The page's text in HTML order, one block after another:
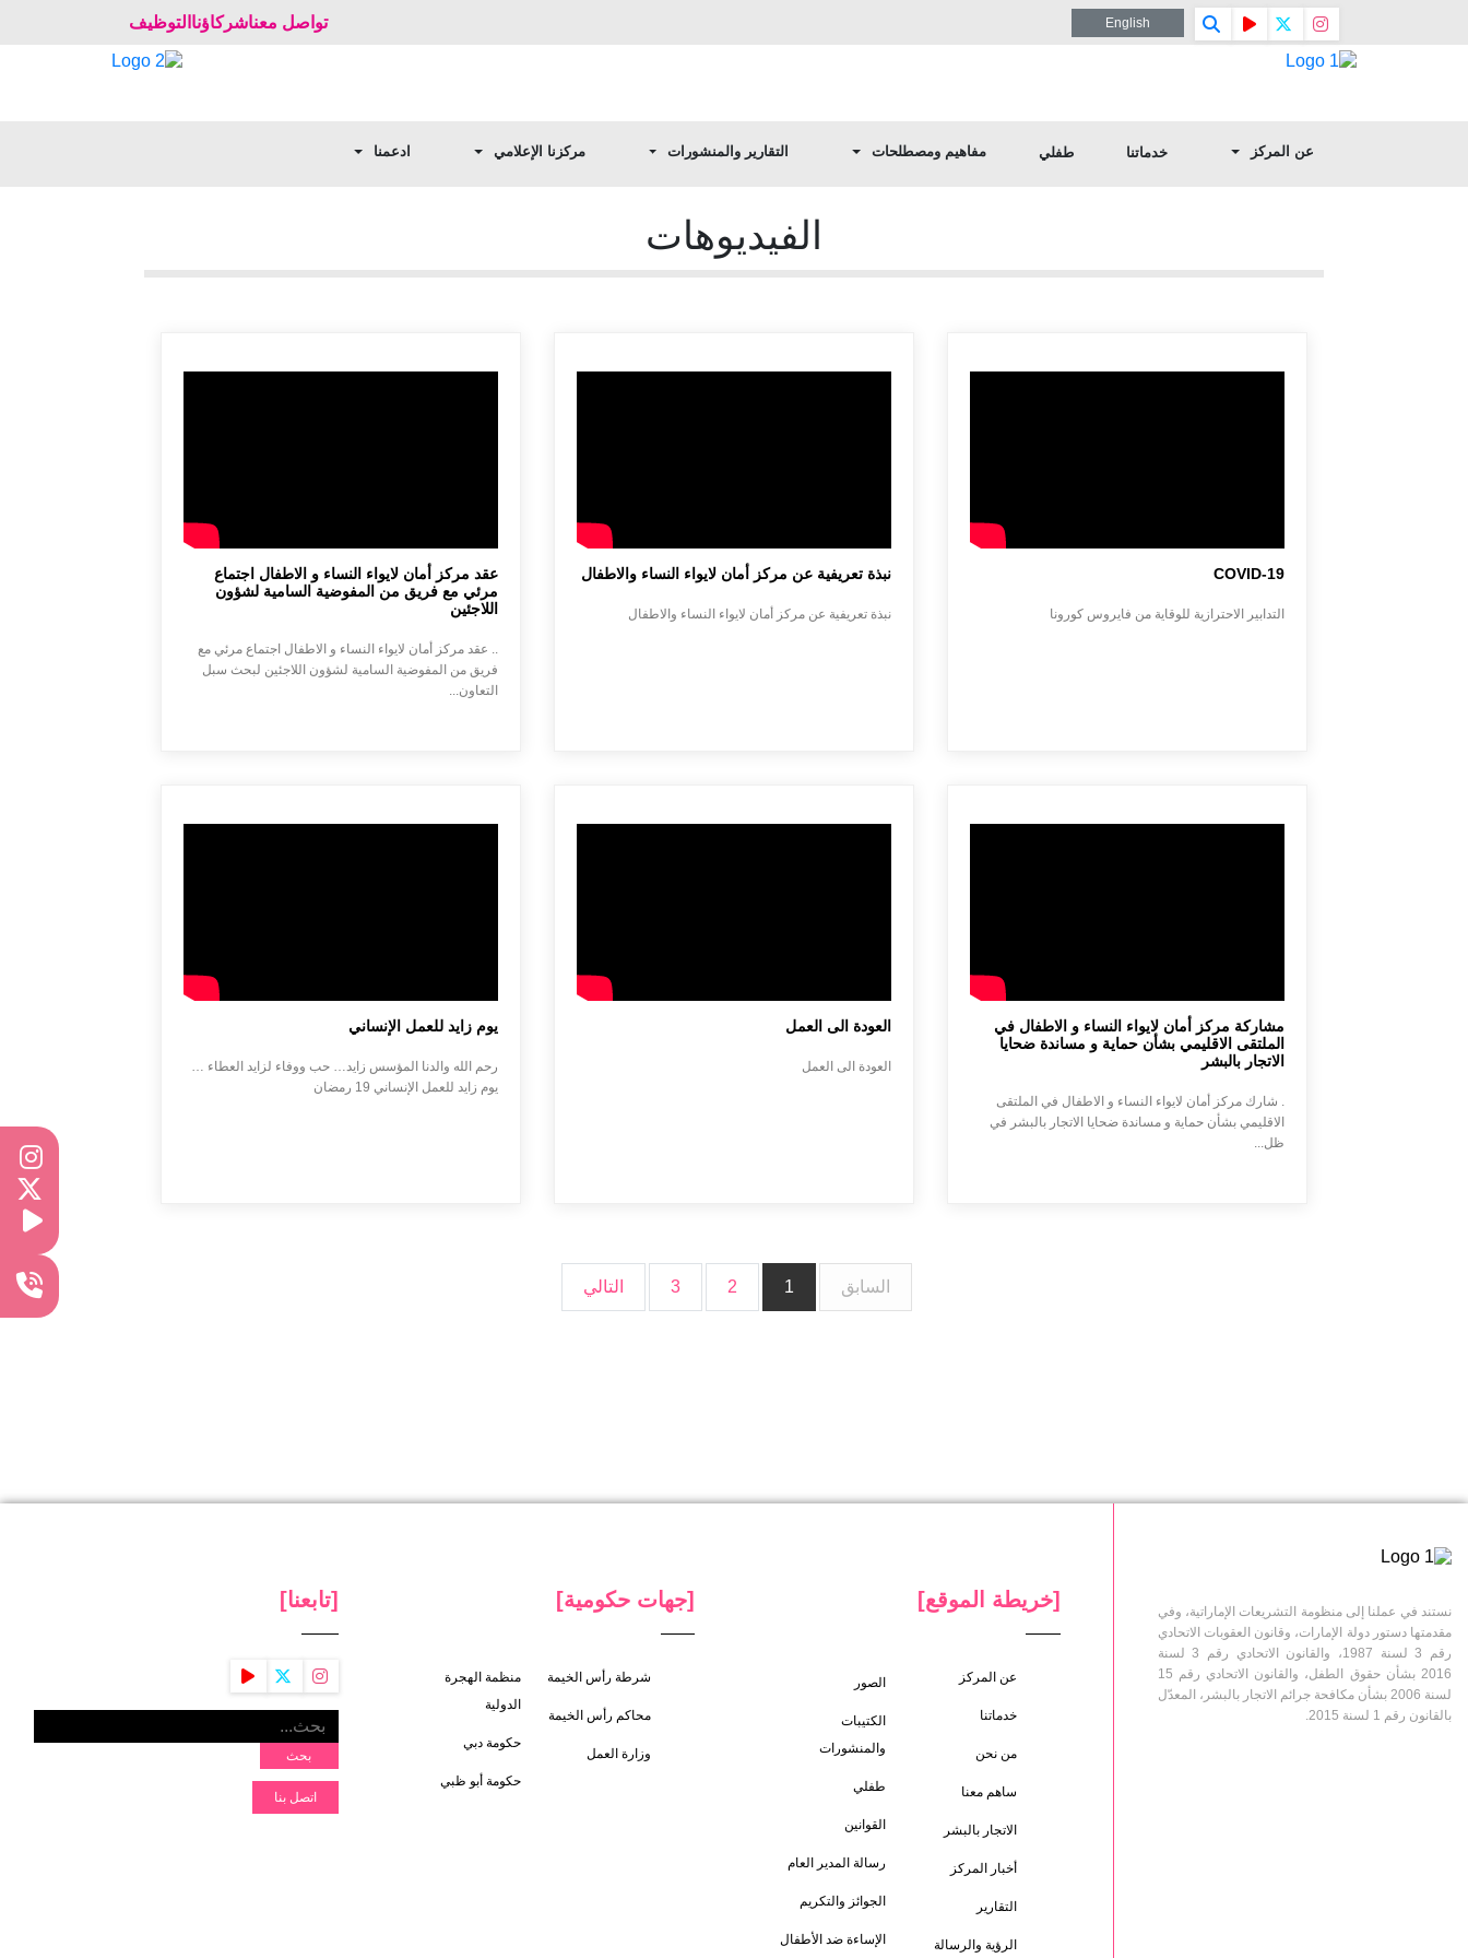
English تواصل معناشركاؤنا التوظيف
عن المركز خدماتنا طفلي مفاهيم ومصطلحات التقارير والمنشورات مركزنا الإعلامي ادعمنا
الفيديوهات
COVID-19
التدابير الاحترازية للوقاية من فايروس كورونا
نبذة تعريفية عن مركز أمان لايواء النساء والاطفال
نبذة تعريفية عن مركز أمان لايواء النساء والاطفال
عقد مركز أمان لايواء النساء و الاطفال اجتماع
مرئي مع فريق من المفوضية السامية لشؤون
اللاجئين
.. عقد مركز أمان لايواء النساء و الاطفال اجتماع مرئي مع
فريق من المفوضية السامية لشؤون اللاجئين لبحث سبل
التعاون...
مشاركة مركز أمان لايواء النساء و الاطفال في
الملتقى الاقليمي بشأن حماية و مساندة ضحايا
الاتجار بالبشر
. شارك مركز أمان لايواء النساء و الاطفال في الملتقى
الاقليمي بشأن حماية و مساندة ضحايا الاتجار بالبشر في
ظل...
العودة الى العمل
العودة الى العمل
يوم زايد للعمل الإنساني
يوم زايد للعمل الإنساني 19 رمضان
السابق 1
2
3 التالي
نستند في عملنا إلى منظومة التشريعات الإماراتية، وفي
مقدمتها دستور دولة الإمارات، وقانون العقوبات الاتحادي
رقم 3 لسنة 1987، والقانون الاتحادي رقم 3 لسنة
2016 بشأن حقوق الطفل، والقانون الاتحادي رقم 15
لسنة 2006 بشأن مكافحة جرائم الاتجار بالبشر، المعدّل
بالقانون رقم 1 لسنة 2015.
[خريطة الموقع]
عن المركز
خدماتنا
من نحن
ساهم معنا
الاتجار بالبشر
أخبار المركز
التقارير
الرؤية والرسالة
الصور
الكتيبات
والمنشورات
طفلي
القوانين
رسالة المدير العام
الجوائز والتكريم
الإساءة ضد الأطفال
[جهات حكومية]
شرطة رأس الخيمة
محاكم رأس الخيمة
وزارة العمل
منظمة الهجرة
الدولية
حكومة دبي
حكومة أبو ظبي
[تابعنا]
بحث
اتصل بنا